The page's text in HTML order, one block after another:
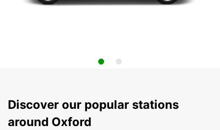
Discover our popular stations
around Oxford